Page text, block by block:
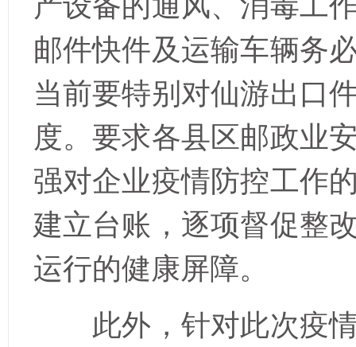
邮件快件及运输车辆务
当前要特别对仙游出口
度。 要求各县区邮政业
强对企业疫情防控工作
建立台账，逐项督促整
运行的健康屏障。
此外，针对此次疫